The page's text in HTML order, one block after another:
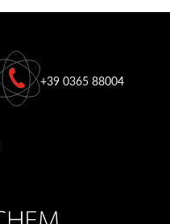
+39 0365 88004